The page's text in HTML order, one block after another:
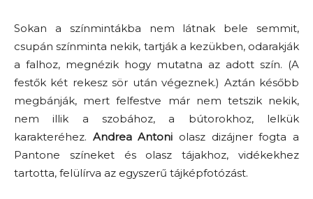
Sokan a színmintákba nem látnak bele semmit,
csupán színminta nekik, tartják a kezükben, odarakják
a falhoz, megnézik hogy mutatna az adott szín. (A
festők két rekesz sör után végeznek.) Aztán később
megbánják, mert felfestve már nem tetszik nekik,
nem illik a szobához, a bútorokhoz, lelkük
karakteréhez. Andrea Antoni olasz dizájner fogta a
Pantone színeket és olasz tájakhoz, vidékekhez
tartotta, felülírva az egyszerű tájképfotózást.